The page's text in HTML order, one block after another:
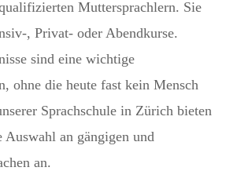
Muttersprachlern. Sie
, Privat- oder Abendkurse.
sind eine wichtige
ohne die heute fast kein Mensch
Sprachschule in Zürich bieten
an gängigen und
an.